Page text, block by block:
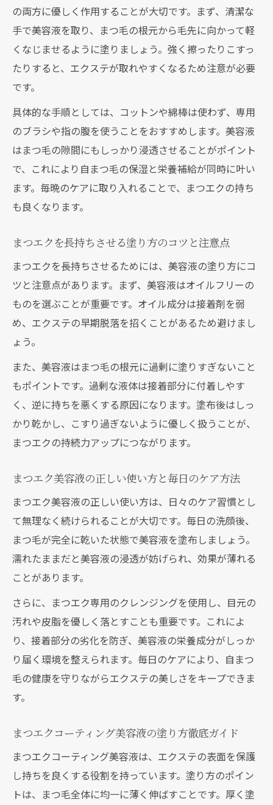
の両方に優しく作用することが大切です。まず、清潔な
手で美容液を取り、まつ毛の根元から毛先に向かって軽
くなじませるように塗りましょう。強く擦ったりこすっ
たりすると、エクステが取れやすくなるため注意が必要
です。
具体的な手順としては、コットンや綿棒は使わず、専用
のブラシや指の腹を使うことをおすすめします。美容液
はまつ毛の隙間にもしっかり浸透させることがポイント
で、これにより自まつ毛の保湿と栄養補給が同時に叶い
ます。毎晩のケアに取り入れることで、まつエクの持ち
も良くなります。
まつエクを長持ちさせる塗り方のコツと注意点
まつエクを長持ちさせるためには、美容液の塗り方にコ
ツと注意点があります。まず、美容液はオイルフリーの
ものを選ぶことが重要です。オイル成分は接着剤を弱
め、エクステの早期脱落を招くことがあるため避けまし
ょう。
また、美容液はまつ毛の根元に過剰に塗りすぎないこと
もポイントです。過剰な液体は接着部分に付着しやす
く、逆に持ちを悪くする原因になります。塗布後はしっ
かり乾かし、こすり過ぎないように優しく扱うことが、
まつエクの持続力アップにつながります。
まつエク美容液の正しい使い方と毎日のケア方法
まつエク美容液の正しい使い方は、日々のケア習慣とし
て無理なく続けられることが大切です。毎日の洗顔後、
まつ毛が完全に乾いた状態で美容液を塗布しましょう。
濡れたままだと美容液の浸透が妨げられ、効果が薄れる
ことがあります。
さらに、まつエク専用のクレンジングを使用し、目元の
汚れや皮脂を優しく落とすことも重要です。これによ
り、接着部分の劣化を防ぎ、美容液の栄養成分がしっか
り届く環境を整えられます。毎日のケアにより、自まつ
毛の健康を守りながらエクステの美しさをキープできま
す。
まつエクコーティング美容液の塗り方徹底ガイド
まつエクコーティング美容液は、エクステの表面を保護
し持ちを良くする役割を持っています。塗り方のポイン
トは、まつ毛全体に均一に薄く伸ばすことです。厚く塗